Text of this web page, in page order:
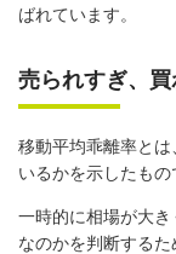
ばれています。
売られすぎ、
移動平均乖離率と
いるかを示したもの
一時的に相場が大
なのかを判断するた